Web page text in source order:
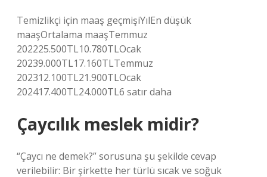
Temizlikçi için maaş geçmişiYılEn düşük
maaşOrtalama maaşTemmuz
202225.500TL10.780TLOcak
20239.000TL17.160TLTemmuz
202312.100TL21.900TLOcak
202417.400TL24.000TL6 satır daha
Çaycılık meslek midir?
“Çaycı ne demek?” sorusuna şu şekilde cevap
verilebilir: Bir şirkette her türlü sıcak ve soğuk